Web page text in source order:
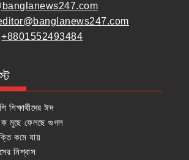
+8801552493484
শিক্ষার্থীদের ঈদ
মুছে ফেলছে গুগল
কমে যায়
নিশ্বাস